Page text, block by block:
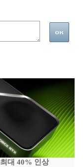
대 40% 인상